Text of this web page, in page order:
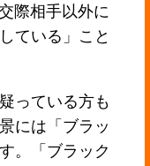
際相手以外に
ている」こと
っている方も
には「ブラッ
。「ブラック